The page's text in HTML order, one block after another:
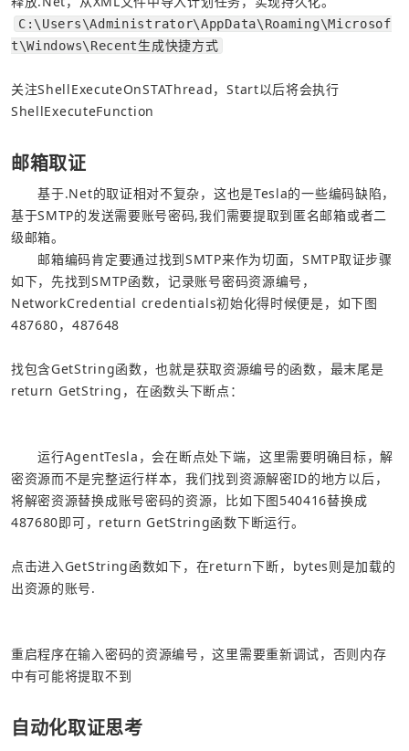
C:\Users\Administrator\AppData\Roaming\Microsof
t\Windows\Recent生成快捷方式
关注ShellExecuteOnSTAThread，Start以后将会执行
ShellExecuteFunction
邮箱取证
基于.Net的取证相对不复杂，这也是Tesla的一些编码缺陷，
基于SMTP的发送需要账号密码,我们需要提取到匿名邮箱或者二
邮箱编码肯定要通过找到SMTP来作为切面，SMTP取证步骤
如下，先找到SMTP函数，记录账号密码资源编号，
NetworkCredential credentials初始化得时候便是，如下图
487680，487648
找包含GetString函数，也就是获取资源编号的函数，最末尾是
return GetString，在函数头下断点：
运行AgentTesla，会在断点处下端，这里需要明确目标，解
密资源而不是完整运行样本，我们找到资源解密ID的地方以后，
将解密资源替换成账号密码的资源，比如下图540416替换成
487680即可，return GetString函数下断运行。
点击进入GetString函数如下，在return下断，bytes则是加载的
出资源的账号.
重启程序在输入密码的资源编号，这里需要重新调试，否则内存
中有可能将提取不到
自动化取证思考